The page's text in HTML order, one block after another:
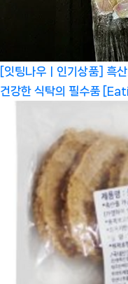
[잇팅나우ㅣ인기상품] 흑
건강한 식탁의 필수품